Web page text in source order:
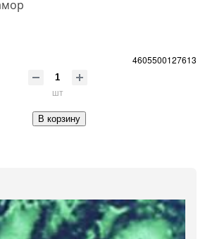
4605500127613
шт
В корзину